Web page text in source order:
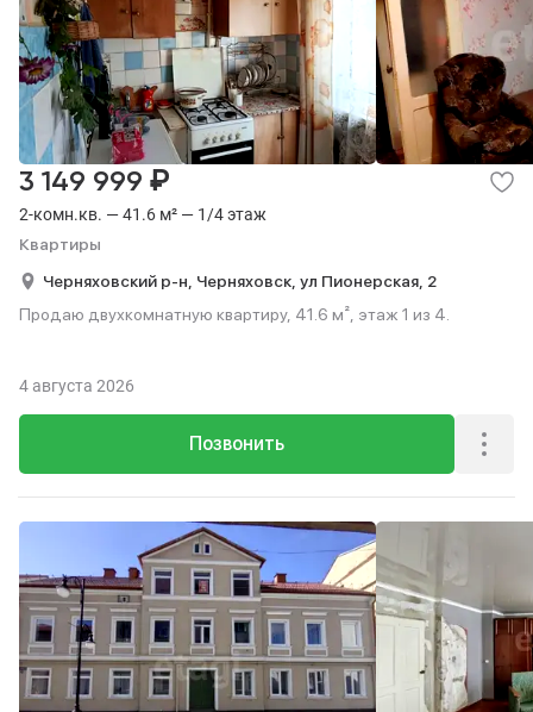
2-комн.кв. — 41.6 м² — 1/4 этаж
Квартиры
3 149 999 ₽
Черняховский р-н, Черняховск, ул Пионерская, 2
Продаю двухкомнатную квартиру, 41.6 м², этаж 1 из 4.
Позвонить
4 августа 2026